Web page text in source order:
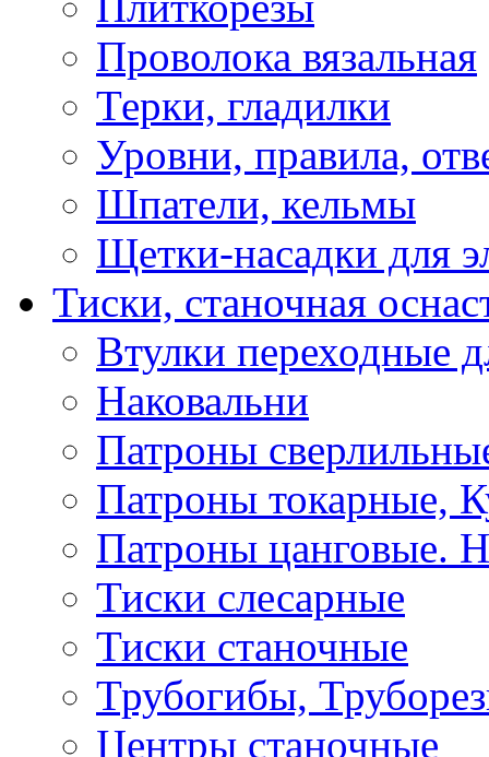
Проволока вязальная
Терки, гладилки
Уровни, правила,
Шпатели, кельмы
Щетки-насадки для
Тиски, станочная
Втулки переходные
Наковальни
Патроны
Патроны токарные,
Патроны цанговые.
Тиски слесарные
Тиски станочные
Трубогибы,
Центры станочные